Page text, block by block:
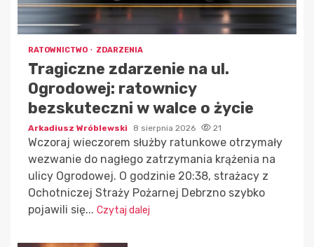
RATOWNICTWO ZDARZENIA
Tragiczne zdarzenie na ul.
Ogrodowej: ratownicy
bezskuteczni w walce o życie
Arkadiusz Wróblewski 8 sierpnia 2026 21
Wczoraj wieczorem służby ratunkowe otrzymały
wezwanie do nagłego zatrzymania krążenia na
ulicy Ogrodowej. O godzinie 20:38, strażacy z
Ochotniczej Straży Pożarnej Debrzno szybko
pojawili się... Czytaj dalej